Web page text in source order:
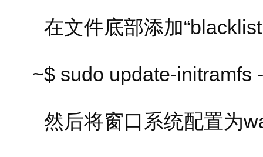
在文件底部添加
~$ sudo update-initramfs
然后将窗口系统配置为